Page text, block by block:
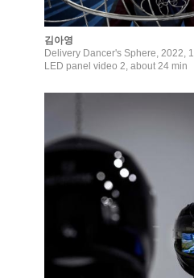
김아영
Delivery Dancer's Sphere, 2022,
LED panel video 2, about 24 min